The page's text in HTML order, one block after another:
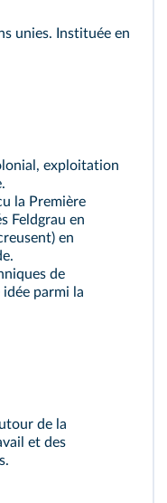
unies. Instituée en
exploitation
la Première
Feldgrau en
en
de
parmi la
de la
et des